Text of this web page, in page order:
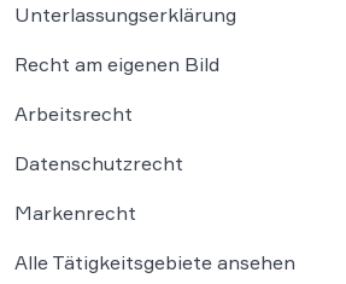
Unterlassungserklärung
Recht am eigenen Bild
Arbeitsrecht
Datenschutzrecht
Markenrecht
Alle Tätigkeitsgebiete ansehen